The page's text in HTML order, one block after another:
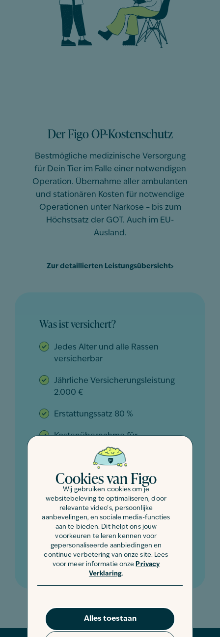
Cookies van Figo
Wij gebruiken cookies om je
websitebeleving te optimaliseren, door
relevante video's, persoonlijke
aanbevelingen, en sociale media-functies
aan te bieden. Dit helpt ons jouw
voorkeuren te leren kennen voor
gepersonaliseerde aanbiedingen en
continue verbetering van onze site. Lees
voor meer informatie onze Privacy
Verklaring.
Alles toestaan
Der Figo OP-Kostenschutz
Bestmögliche medizinische Versorgung
für Dein Tier im Falle einer notwendigen
Operation. Übernahme aller ambulanten
und stationären Kosten für notwendige
Operationen unter Narkose – bis zum
Höchstsatz der GOT. Auch im EU-
Ausland.
Zur detaillierten Leistungsübersicht
Was ist versichert?
Jedes Alter und alle Rassen
versicherbar
Jährliche Versicherungsleistung
2.000 €
Erstattungssatz 80 %
Kostenübernahme für
Operationen
Freie Tierarzt- und Klinikwahl
Euthanasie
Wartezeit 30 Tage
Aufnahme & Pflege in einer Klinik
im Anschluss an eine
Behandlung / Operation